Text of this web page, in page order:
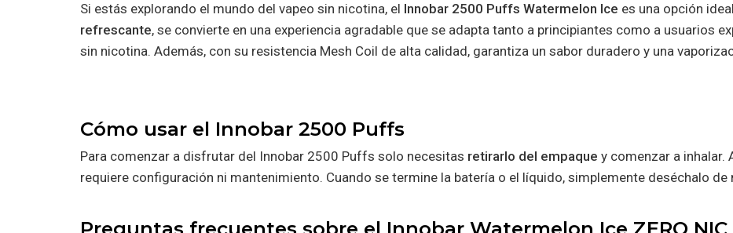
Si estás explorando el mundo del vapeo sin nicotina, el Innobar 2500 Puffs Watermelon Ice es una opción
refrescante, se convierte en una experiencia agradable que se adapta tanto a principiantes como a usuarios
sin nicotina. Además, con su resistencia Mesh Coil de alta calidad, garantiza un sabor duradero y una
Cómo usar el Innobar 2500 Puffs
Para comenzar a disfrutar del Innobar 2500 Puffs solo necesitas retirarlo del empaque y comenzar a inhalar.
requiere configuración ni mantenimiento. Cuando se termine la batería o el líquido, simplemente deséchalo de
Preguntas frecuentes sobre el Innobar Watermelon Ice ZERO NIC